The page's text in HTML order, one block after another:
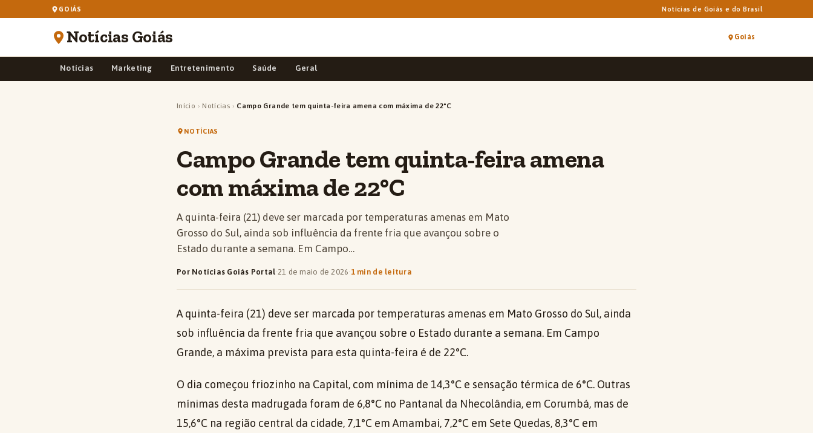
GOIÁS Notícias de Goiás e do Brasil
Notícias Goiás Goiás
Notícias Marketing Entretenimento Saúde Geral
Início › Notícias › Campo Grande tem quinta-feira amena com máxima de 22°C
NOTÍCIAS
Campo Grande tem quinta-feira amena
com máxima de 22°C
A quinta-feira (21) deve ser marcada por temperaturas amenas em Mato
Grosso do Sul, ainda sob influência da frente fria que avançou sobre o
Estado durante a semana. Em Campo…
Por Notícias Goiás Portal·21 de maio de 2026· 1 min de leitura
A quinta-feira (21) deve ser marcada por temperaturas amenas em Mato Grosso do Sul, ainda
sob influência da frente fria que avançou sobre o Estado durante a semana. Em Campo
Grande, a máxima prevista para esta quinta-feira é de 22°C.
O dia começou friozinho na Capital, com mínima de 14,3°C e sensação térmica de 6°C. Outras
mínimas desta madrugada foram de 6,8°C no Pantanal da Nhecolândia, em Corumbá, mas de
15,6°C na região central da cidade, 7,1°C em Amambai, 7,2°C em Sete Quedas, 8,3°C em